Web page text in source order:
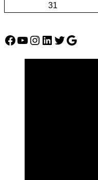
31
Facebook
YouTube
Instagram
LinkedIn
Twitter
Google